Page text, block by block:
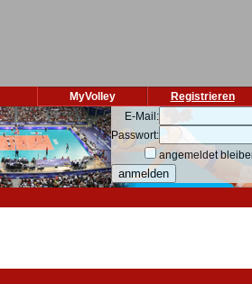
Registrieren
MyVolley
E-Mail:
Passwort:
angemeldet